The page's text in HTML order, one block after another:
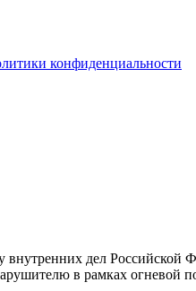
конфиденциальности
дел Российской
в рамках огневой